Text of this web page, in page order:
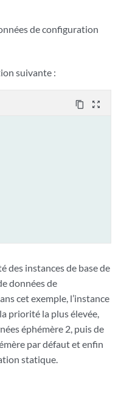
de configuration
suivante :
content_copy zoom_out_map
des instances de base de
données de
cet exemple, l’instance
priorité la plus élevée,
éphémère 2, puis de
par défaut et enfin
statique.